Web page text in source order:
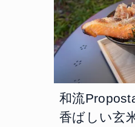
和流
香ばしい玄